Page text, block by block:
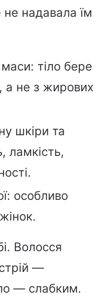
надавала їм
маси: тіло бере
а не з жирових
шкіри та
ламкість,
особливо
Волосся
—
— слабким.